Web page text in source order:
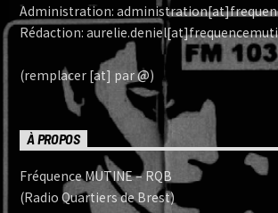
Administration:
Rédaction:
(remplacer [at] par @)
À PROPOS
Fréquence MUTINE – RQB
(Radio Quartiers de Brest)